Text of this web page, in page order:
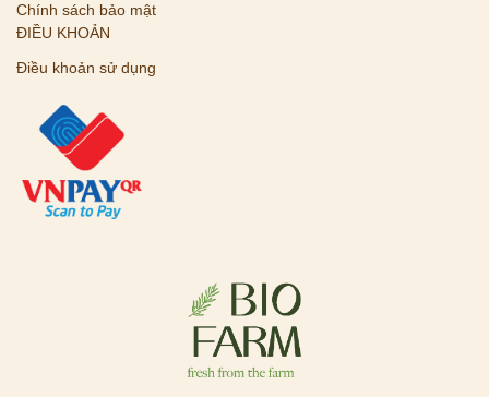
Chính sách bảo mật
ĐIỀU KHOẢN
Điều khoản sử dụng